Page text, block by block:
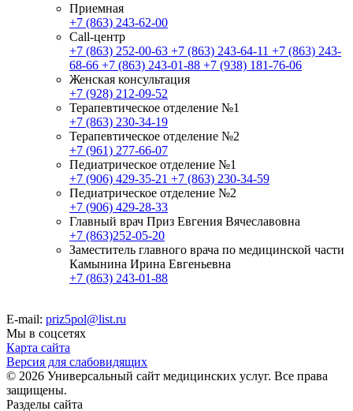
Приемная
+7 (863) 243-62-00
Call-центр
+7 (863) 252-00-63 +7 (863) 243-64-11 +7 (863) 243-
68-66 +7 (863) 243-01-88 +7 (938) 181-76-06
Женская консультация
+7 (928) 212-09-52
Терапевтическое отделение №1
+7 (863) 230-34-19
Терапевтическое отделение №2
+7 (961) 277-66-07
Педиатрическое отделение №1
+7 (906) 429-35-21 +7 (863) 230-34-59
Педиатрическое отделение №2
+7 (906) 429-28-33
Главный врач Приз Евгения Вячеславовна
+7 (863)252-05-20
Заместитель главного врача по медицинской части
Камынина Ирина Евгеньевна
+7 (863) 243-01-88
E-mail: priz5pol@list.ru
Мы в соцсетях
Карта сайта
Версия для слабовидящих
© 2026 Универсальный сайт медицинских услуг. Все права
защищены.
Разделы сайта